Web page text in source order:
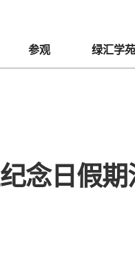
参观 绿汇学苑
念日假